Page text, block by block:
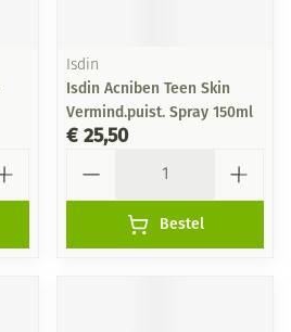
Isdin
Isdin Acniben Teen Skin
Vermind.puist. Spray 150ml
€ 25,50
Bestel